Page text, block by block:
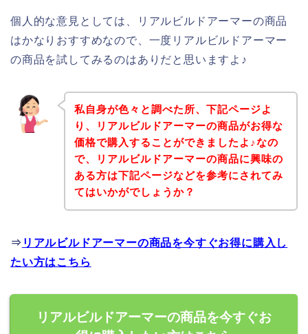
個人的な意見としては、リアルビルドアーマーの商品
はかなりおすすめなので、一度リアルビルドアーマー
の商品を試してみるのはありだと思いますよ♪
私自身が色々と調べた所、下記ページよ
り、リアルビルドアーマーの商品がお得な
価格で購入することができましたよ♪なの
で、リアルビルドアーマーの商品に興味の
ある方は下記ページなどを参考にされてみ
てはいかがでしょうか？
⇒ リアルビルドアーマーの商品を今すぐお得に購入し
たい方はこちら
リアルビルドアーマーの商品を今すぐお